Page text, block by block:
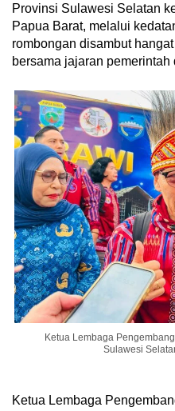
Provinsi Sulawesi Selatan
Papua Barat, melalui
rombongan disambut
bersama jajaran pemerintah
Ketua Lembaga
Sulawesi
Ketua Lembaga